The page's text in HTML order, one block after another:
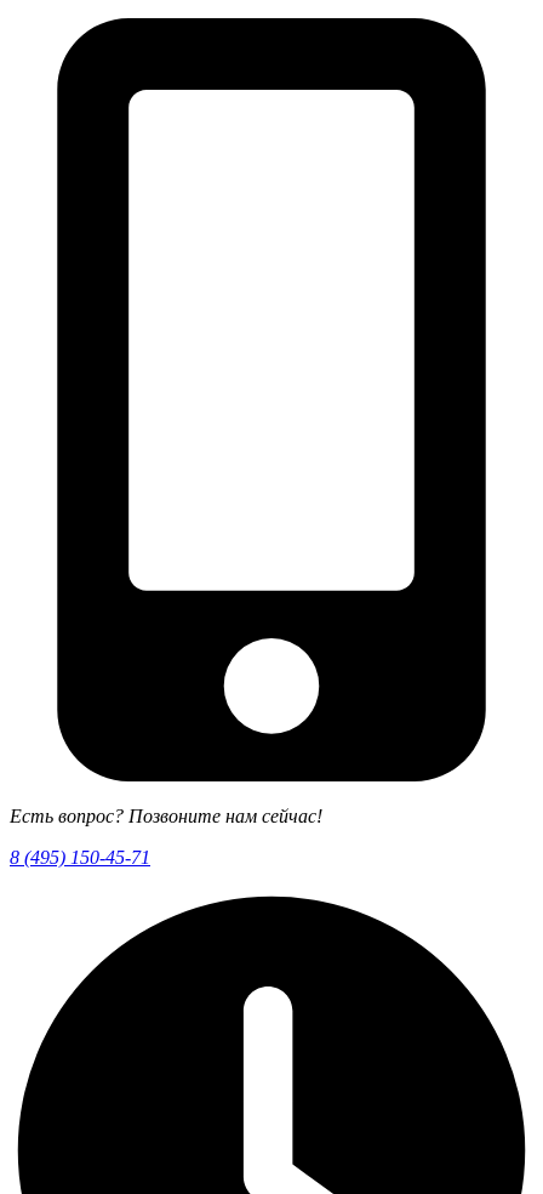
Есть вопрос? Позвоните нам сейчас!
8 (495) 150-45-71